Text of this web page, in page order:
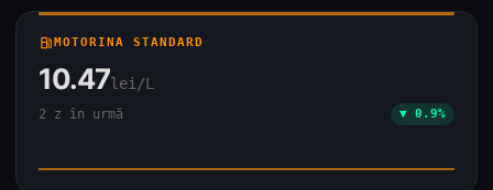
local_gas_stationMOTORINA STANDARD
10.47lei/L
2 z în urmă ▼ 0.9%